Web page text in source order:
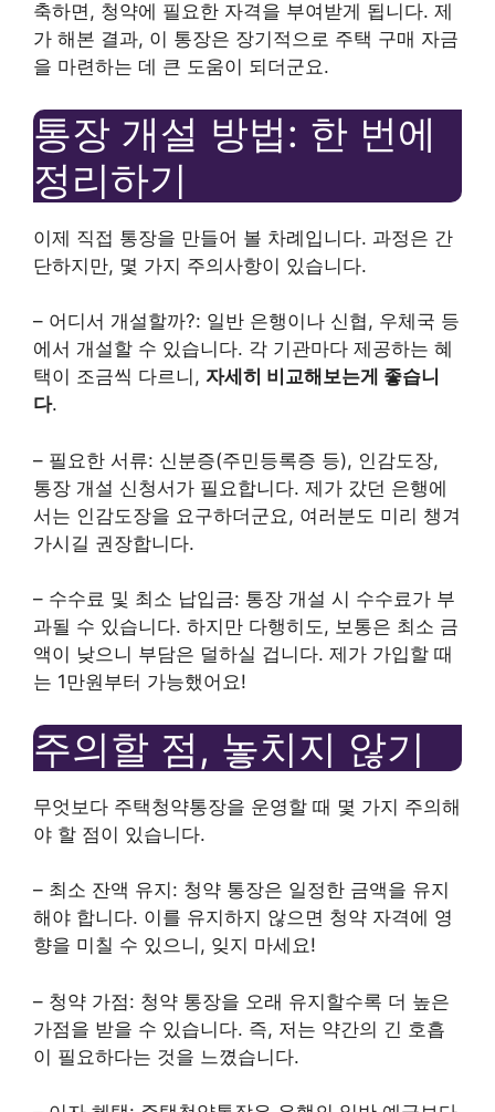
축하면, 청약에 필요한 자격을 부여받게 됩니다. 제
가 해본 결과, 이 통장은 장기적으로 주택 구매 자금
을 마련하는 데 큰 도움이 되더군요.
통장 개설 방법: 한 번에
정리하기
이제 직접 통장을 만들어 볼 차례입니다. 과정은 간
단하지만, 몇 가지 주의사항이 있습니다.
– 어디서 개설할까?: 일반 은행이나 신협, 우체국 등
에서 개설할 수 있습니다. 각 기관마다 제공하는 혜
택이 조금씩 다르니, 자세히 비교해보는게 좋습니
다.
– 필요한 서류: 신분증(주민등록증 등), 인감도장,
통장 개설 신청서가 필요합니다. 제가 갔던 은행에
서는 인감도장을 요구하더군요, 여러분도 미리 챙겨
가시길 권장합니다.
– 수수료 및 최소 납입금: 통장 개설 시 수수료가 부
과될 수 있습니다. 하지만 다행히도, 보통은 최소 금
액이 낮으니 부담은 덜하실 겁니다. 제가 가입할 때
는 1만원부터 가능했어요!
주의할 점, 놓치지 않기
무엇보다 주택청약통장을 운영할 때 몇 가지 주의해
야 할 점이 있습니다.
– 최소 잔액 유지: 청약 통장은 일정한 금액을 유지
해야 합니다. 이를 유지하지 않으면 청약 자격에 영
향을 미칠 수 있으니, 잊지 마세요!
– 청약 가점: 청약 통장을 오래 유지할수록 더 높은
가점을 받을 수 있습니다. 즉, 저는 약간의 긴 호흡
이 필요하다는 것을 느꼈습니다.